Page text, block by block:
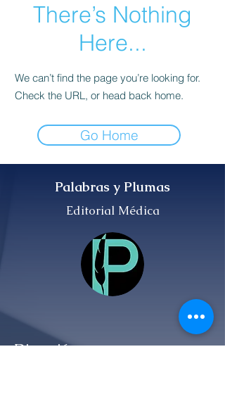
There’s Nothing
Here...
We can’t find the page you’re looking for.
Check the URL, or head back home.
Go Home
Palabras y Plumas
Editorial Médica
Dirección